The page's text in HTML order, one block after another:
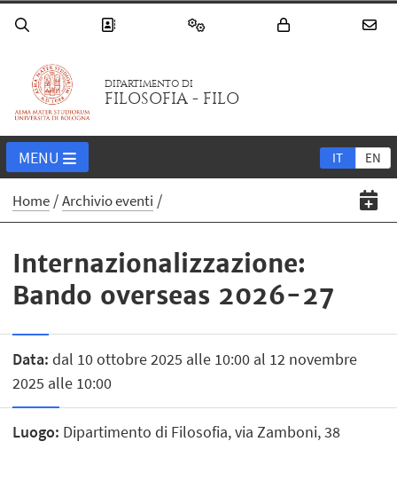
DIPARTIMENTO DI
FILOSOFIA - FILO
IT EN
MENU
Home Archivio eventi
Internazionalizzazione:
Bando overseas 2026-27
Data: dal 10 ottobre 2025 alle 10:00 al 12 novembre
2025 alle 10:00
Luogo: Dipartimento di Filosofia, via Zamboni, 38